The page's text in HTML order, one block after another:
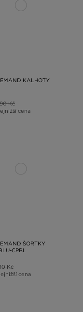
KALHOTY
Kč
cena
ŠORTKY
CPBL
Kč
cena